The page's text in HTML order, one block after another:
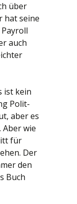
über
hat seine
auch
ist kein
Polit-
aber es
wie
für
Der
den
Buch